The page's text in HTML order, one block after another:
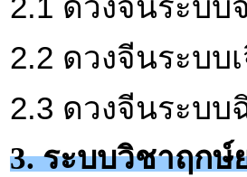
2.2 ดวงจีนระบบ
2.3 ดวงจีนระบบ
3. ระบบวิชาฤกษ์